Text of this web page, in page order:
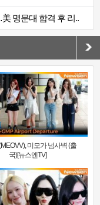
명문대 합격 후 리..
미모가 넘사벽 (출
국)[뉴스엔TV]